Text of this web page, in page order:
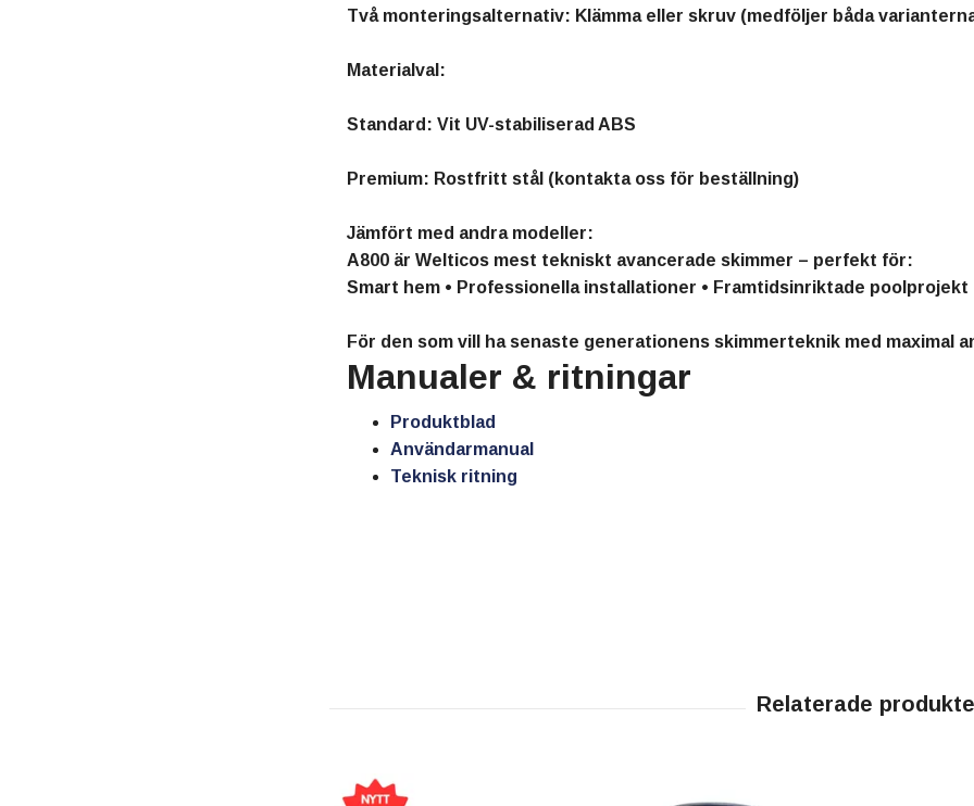
Två monteringsalternativ: Klämma eller skruv (medföljer båda
Materialval:
Standard: Vit UV-stabiliserad ABS
Premium: Rostfritt stål (kontakta oss för beställning)
Jämfört med andra modeller:
A800 är Welticos mest tekniskt avancerade skimmer – perfekt för:
Smart hem • Professionella installationer • Framtidsinriktade poolprojekt
För den som vill ha senaste generationens skimmerteknik med maximal
Manualer & ritningar
Produktblad
Användarmanual
Teknisk ritning